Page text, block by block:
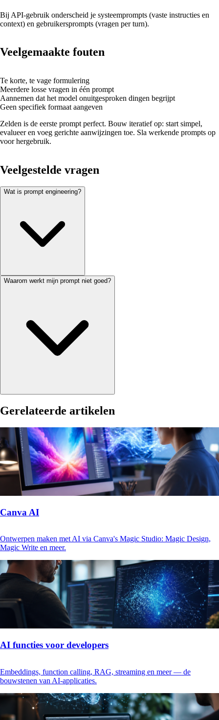
Bij API-gebruik onderscheid je systeemprompts (vaste instructies en
context) en gebruikersprompts (vragen per turn).
Veelgemaakte fouten
Te korte, te vage formulering
Meerdere losse vragen in één prompt
Aannemen dat het model onuitgesproken dingen begrijpt
Geen specifiek formaat aangeven
Zelden is de eerste prompt perfect. Bouw iteratief op: start simpel,
evalueer en voeg gerichte aanwijzingen toe. Sla werkende prompts op
voor hergebruik.
Veelgestelde vragen
Wat is prompt engineering?
Waarom werkt mijn prompt niet goed?
Gerelateerde artikelen
Canva AI
Ontwerpen maken met AI via Canva's Magic Studio: Magic Design,
Magic Write en meer.
AI functies voor developers
Embeddings, function calling, RAG, streaming en meer — de
bouwstenen van AI-applicaties.